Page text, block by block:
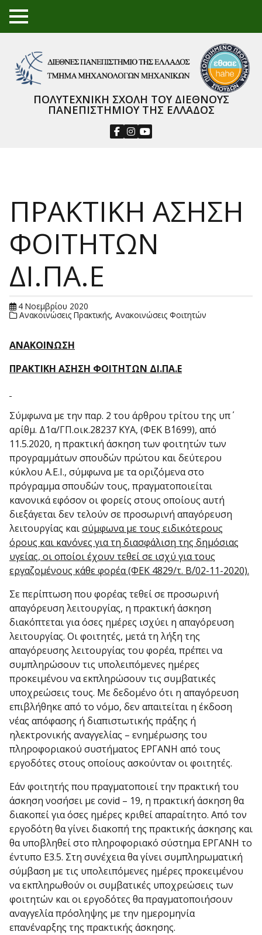
TO
GGL
NU
ΠΟΛΥΤΕΧΝΙΚΗ ΣΧΟΛΗ ΤΟΥ ΔΙΕΘΝΟΥΣ
ΠΑΝΕΠΙΣΤΗΜΙΟΥ ΤΗΣ ΕΛΛΑΔΟΣ
ΠΡΑΚΤΙΚΗ ΑΣΗΣΗ
ΦΟΙΤΗΤΩΝ
ΔΙ.ΠΑ.Ε
4 Νοεμβρίου 2020
Ανακοινώσεις Πρακτικής,Ανακοινώσεις Φοιτητών
ΑΝΑΚΟΙΝΩΣΗ
ΠΡΑΚΤΙΚΗ ΑΣΗΣΗ ΦΟΙΤΗΤΩΝ ΔΙ.ΠΑ.Ε
Σύμφωνα με την παρ. 2 του άρθρου τρίτου της υπ΄
αρίθμ. Δ1α/ΓΠ.οικ.28237 ΚΥΑ, (ΦΕΚ Β΄1699), από
11.5.2020, η πρακτική άσκηση των φοιτητών των
προγραμμάτων σπουδών πρώτου και δεύτερου
κύκλου Α.Ε.Ι., σύμφωνα με τα οριζόμενα στο
πρόγραμμα σπουδών τους, πραγματοποιείται
κανονικά εφόσον οι φορείς στους οποίους αυτή
διεξάγεται δεν τελούν σε προσωρινή απαγόρευση
λειτουργίας καισύμφωνα με τους ειδικότερους
όρους και κανόνες για τη διασφάλιση της δημόσιας
υγείας, οι οποίοι έχουν τεθεί σε ισχύ για τους
εργαζομένους κάθε φορέα (ΦΕΚ 4829/τ. Β΄/02-11-2020).
Σε περίπτωση που φορέας τεθεί σε προσωρινή
απαγόρευση λειτουργίας, η πρακτική άσκηση
διακόπτεται για όσες ημέρες ισχύει η απαγόρευση
λειτουργίας. Οι φοιτητές, μετά τη λήξη της
απαγόρευσης λειτουργίας του φορέα, πρέπει να
συμπληρώσουν τις υπολειπόμενες ημέρες
προκειμένου να εκπληρώσουν τις συμβατικές
υποχρεώσεις τους. Με δεδομένο ότι η απαγόρευση
επιβλήθηκε από το νόμο, δεν απαιτείται η έκδοση
νέας απόφασης ή διαπιστωτικής πράξης ή
ηλεκτρονικής αναγγελίας – ενημέρωσης του
πληροφοριακού συστήματος ΕΡΓΑΝΗ από τους
εργοδότες στους οποίους ασκούνταν οι φοιτητές.
Εάν φοιτητής που πραγματοποιεί την πρακτική του
άσκηση νοσήσει με covid – 19, η πρακτική άσκηση θα
διακοπεί για όσες ημέρες κριθεί απαραίτητο. Από τον
εργοδότη θα γίνει διακοπή της πρακτικής άσκησης και
θα υποβληθεί στο πληροφοριακό σύστημα ΕΡΓΑΝΗ το
έντυπο Ε3.5. Στη συνέχεια θα γίνει συμπληρωματική
σύμβαση με τις υπολειπόμενες ημέρες προκειμένου
να εκπληρωθούν οι συμβατικές υποχρεώσεις των
φοιτητών και οι εργοδότες θα πραγματοποιήσουν
αναγγελία πρόσληψης με την ημερομηνία
επανέναρξης της πρακτικής άσκησης.